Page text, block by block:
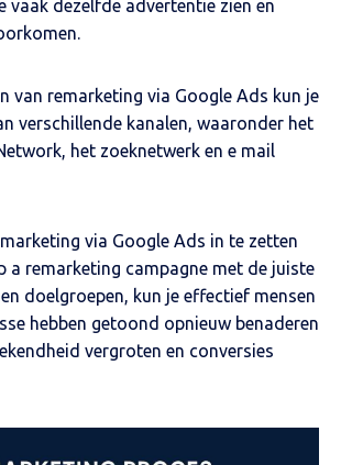
vaak dezelfde advertentie zien en
van remarketing via Google Ads kun je
verschillende kanalen, waaronder het
het zoeknetwerk en e mail
via Google Ads in te zetten
a remarketing campagne met de juiste
doelgroepen, kun je effectief mensen
hebben getoond opnieuw benaderen
vergroten en conversies